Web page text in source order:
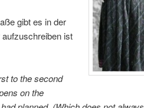
gibt es in der
ist
to the second
on the